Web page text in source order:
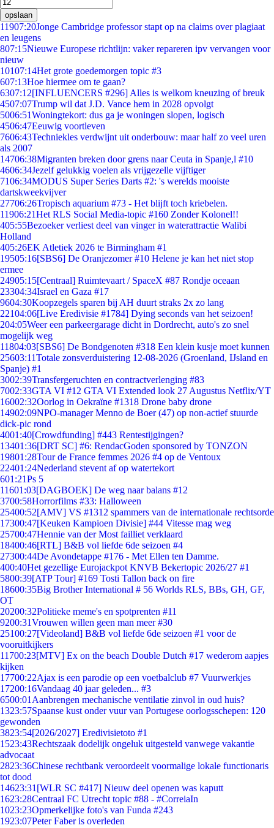
opslaan
11907:20Jonge Cambridge professor stapt op na claims over plagiaat
en leugens
807:15Nieuwe Europese richtlijn: vaker repareren ipv vervangen voor
nieuw
10107:14Het grote goedemorgen topic #3
607:13Hoe hiermee om te gaan?
6307:12[INFLUENCERS #296] Alles is welkom kneuzing of breuk
4507:07Trump wil dat J.D. Vance hem in 2028 opvolgt
5006:51Woningtekort: dus ga je woningen slopen, logisch
4506:47Eeuwig voortleven
7606:43Techniekles verdwijnt uit onderbouw: maar half zo veel uren
als 2007
14706:38Migranten breken door grens naar Ceuta in Spanje,l #10
4606:34Jezelf gelukkig voelen als vrijgezelle vijftiger
7106:34MODUS Super Series Darts #2: 's werelds mooiste
dartskweekvijver
27706:26Tropisch aquarium #73 - Het blijft toch kriebelen.
11906:21Het RLS Social Media-topic #160 Zonder Kolonel!!
405:55Bezoeker verliest deel van vinger in waterattractie Walibi
Holland
405:26EK Atletiek 2026 te Birmingham #1
19505:16[SBS6] De Oranjezomer #10 Helene je kan het niet stop
ermee
24905:15[Centraal] Ruimtevaart / SpaceX #87 Rondje oceaan
23304:34Israel en Gaza #17
9604:30Koopzegels sparen bij AH duurt straks 2x zo lang
22104:06[Live Eredivisie #1784] Dying seconds van het seizoen!
204:05Weer een parkeergarage dicht in Dordrecht, auto's zo snel
mogelijk weg
11804:03[SBS6] De Bondgenoten #318 Een klein kusje moet kunnen
25603:11Totale zonsverduistering 12-08-2026 (Groenland, IJsland en
Spanje) #1
3002:39Transfergeruchten en contractverlenging #83
7002:33GTA VI #12 GTA VI Extended look 27 Augustus Netflix/YT
16002:32Oorlog in Oekraïne #1318 Drone baby drone
14902:09NPO-manager Menno de Boer (47) op non-actief stuurde
dick-pic rond
4001:40[Crowdfunding] #443 Rentestijgingen?
13401:36[DRT SC] #6: RendacGoden sponsored by TONZON
19801:28Tour de France femmes 2026 #4 op de Ventoux
22401:24Nederland stevent af op watertekort
601:21Ps 5
11601:03[DAGBOEK] De weg naar balans #12
3700:58Horrorfilms #33: Halloween
25400:52[AMV] VS #1312 spammers van de internationale rechtsorde
17300:47[Keuken Kampioen Divisie] #44 Vitesse mag weg
25700:47Hennie van der Most failliet verklaard
18400:46[RTL] B&B vol liefde 6de seizoen #4
27300:44De Avondetappe #176 - Met Ellen ten Damme.
400:40Het gezellige Eurojackpot KNVB Bekertopic 2026/27 #1
5800:39[ATP Tour] #169 Tosti Tallon back on fire
18600:35Big Brother International # 56 Worlds RLS, BBs, GH, GF,
OT
20200:32Politieke meme's en spotprenten #11
9200:31Vrouwen willen geen man meer #30
25100:27[Videoland] B&B vol liefde 6de seizoen #1 voor de
vooruitkijkers
11700:23[MTV] Ex on the beach Double Dutch #17 wederom aapjes
kijken
17700:22Ajax is een parodie op een voetbalclub #7 Vuurwerkjes
17200:16Vandaag 40 jaar geleden... #3
6500:01 Aanbrengen mechanische ventilatie zinvol in oud huis?
1323:57Spaanse kust onder vuur van Portugese oorlogsschepen: 120
gewonden
3823:54[2026/2027] Eredivisietoto #1
1523:43Rechtszaak dodelijk ongeluk uitgesteld vanwege vakantie
advocaat
2823:36Chinese rechtbank veroordeelt voormalige lokale functionaris
tot dood
14623:31 [WLR SC #417] Nieuw deel openen was kaputt
1623:28Centraal FC Utrecht topic #88 - #CorreiaIn
1023:23Opmerkelijke foto's van Funda #243
1923:07Peter Faber is overleden